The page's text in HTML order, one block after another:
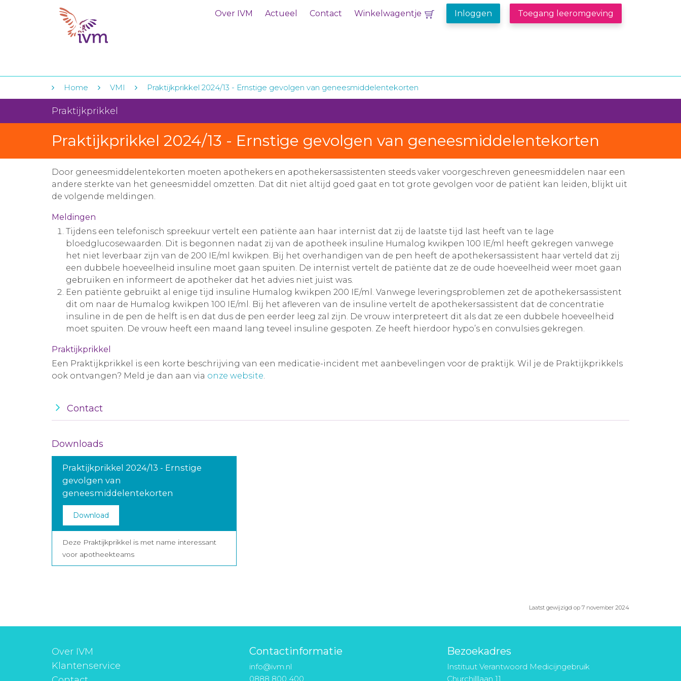
Over IVM Actueel Contact Winkelwagentje Inloggen Toegang leeromgeving
Home VMI Praktijkprikkel 2024/13 - Ernstige gevolgen van geneesmiddelentekorten
Praktijkprikkel
Praktijkprikkel 2024/13 - Ernstige gevolgen van geneesmiddelentekorten
Door geneesmiddelentekorten moeten apothekers en apothekersassistenten steeds vaker voorgeschreven geneesmiddelen naar een
andere sterkte van het geneesmiddel omzetten. Dat dit niet altijd goed gaat en tot grote gevolgen voor de patiënt kan leiden, blijkt uit
de volgende meldingen.
Meldingen
Tijdens een telefonisch spreekuur vertelt een patiënte aan haar internist dat zij de laatste tijd last heeft van te lage
bloedglucosewaarden. Dit is begonnen nadat zij van de apotheek insuline Humalog kwikpen 100 IE/ml heeft gekregen vanwege
het niet leverbaar zijn van de 200 IE/ml kwikpen. Bij het overhandigen van de pen heeft de apothekersassistent haar verteld dat zij
een dubbele hoeveelheid insuline moet gaan spuiten. De internist vertelt de patiënte dat ze de oude hoeveelheid weer moet gaan
gebruiken en informeert de apotheker dat het advies niet juist was.
Een patiënte gebruikt al enige tijd insuline Humalog kwikpen 200 IE/ml. Vanwege leveringsproblemen zet de apothekersassistent
dit om naar de Humalog kwikpen 100 IE/ml. Bij het afleveren van de insuline vertelt de apothekersassistent dat de concentratie
insuline in de pen de helft is en dat dus de pen eerder leeg zal zijn. De vrouw interpreteert dit als dat ze een dubbele hoeveelheid
moet spuiten. De vrouw heeft een maand lang teveel insuline gespoten. Ze heeft hierdoor hypo’s en convulsies gekregen.
Praktijkprikkel
Een Praktijkprikkel is een korte beschrijving van een medicatie-incident met aanbevelingen voor de praktijk. Wil je de Praktijkprikkels
ook ontvangen? Meld je dan aan via onze website.
Contact
Downloads
Praktijkprikkel 2024/13 - Ernstige
gevolgen van
geneesmiddelentekorten
Download
Deze Praktijkprikkel is met name interessant
voor apotheekteams
Laatst gewijzigd op 7 november 2024
Over IVM
Klantenservice
Contactinformatie
info@ivm.nl
0888 800 400
Bezoekadres
Instituut Verantwoord Medicijngebruik
Churchilllaan 11